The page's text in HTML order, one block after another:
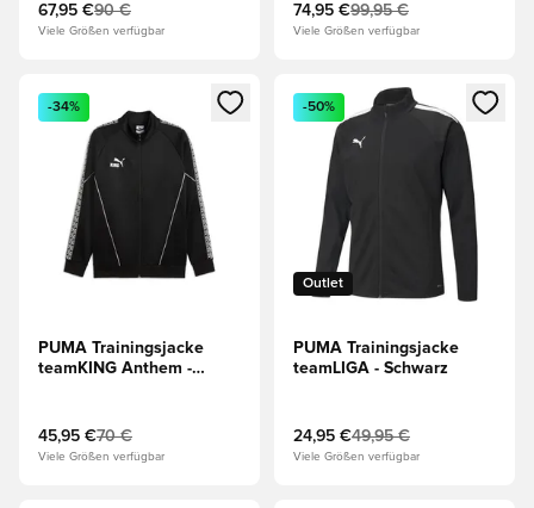
67,95 €90 €
Viele Größen verfügbar
74,95 €99,95 €
Viele Größen verfügbar
Öffnet ein neues Fenster zum Anmelden oder Registrieren
-34%
PUMA Trainingsjacke
teamKING Anthem -
45,95 €70 €
Viele Größen verfügbar
Öffnet ein neues Fenster
Outlet
-50%
PUMA Trainingsjacke
teamLIGA - Schwarz
24,95 €49,95 €
Viele Größen verfügbar